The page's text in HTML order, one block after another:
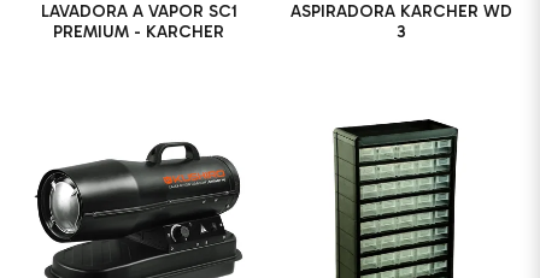
LAVADORA A VAPOR SC1
PREMIUM - KARCHER
ASPIRADORA KARCHER WD
3